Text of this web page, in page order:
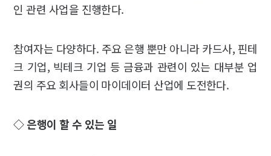
인 관련 사업을 진행한다.
참여자는 다양하다. 주요 은행 뿐만 아니라 카드사, 핀테
크 기업, 빅테크 기업 등 금융과 관련이 있는 대부분 업
권의 주요 회사들이 마이데이터 산업에 도전한다.
◇ 은행이 할 수 있는 일